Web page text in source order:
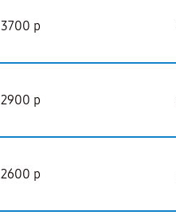
3700 р
2900 р
2600 р